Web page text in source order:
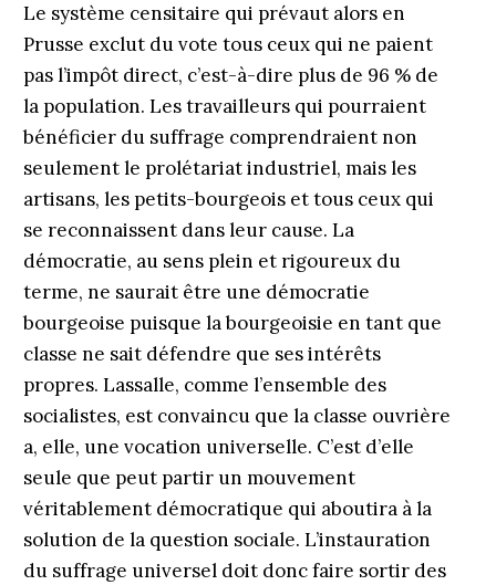
Le système censitaire qui prévaut alors en
Prusse exclut du vote tous ceux qui ne paient
pas l’impôt direct, c’est-à-dire plus de 96 % de
la population. Les travailleurs qui pourraient
bénéficier du suffrage comprendraient non
seulement le prolétariat industriel, mais les
artisans, les petits-bourgeois et tous ceux qui
se reconnaissent dans leur cause. La
démocratie, au sens plein et rigoureux du
terme, ne saurait être une démocratie
bourgeoise puisque la bourgeoisie en tant que
classe ne sait défendre que ses intérêts
propres. Lassalle, comme l’ensemble des
socialistes, est convaincu que la classe ouvrière
a, elle, une vocation universelle. C’est d’elle
seule que peut partir un mouvement
véritablement démocratique qui aboutira à la
solution de la question sociale. L’instauration
du suffrage universel doit donc faire sortir des